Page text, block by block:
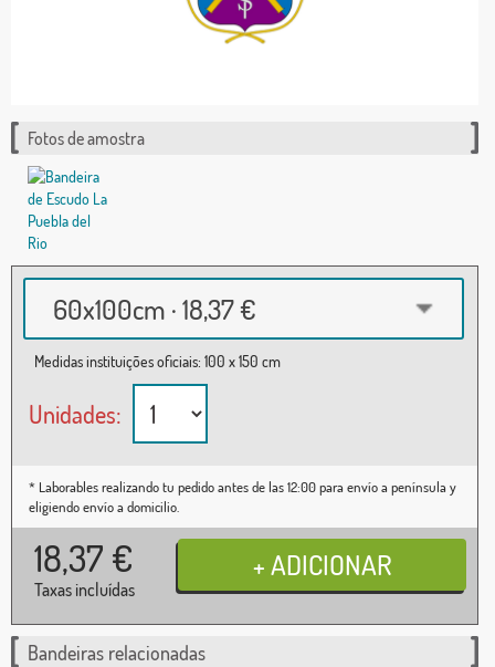
Fotos de amostra
60x100cm · 18,37 €
Medidas instituições oficiais: 100 x 150 cm
Unidades:
* Laborables realizando tu pedido antes de las 12:00 para envío a península y
eligiendo envío a domicilio.
18,37 €
Taxas incluídas
Bandeiras relacionadas